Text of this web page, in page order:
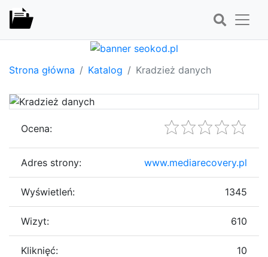
Strona główna Katalog Kradzież danych
Ocena:
Adres strony: www.mediarecovery.pl
Wyświetleń: 1345
Wizyt: 610
Kliknięć: 10